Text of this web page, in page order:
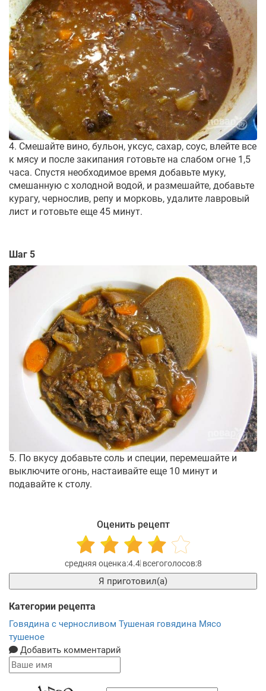
4. Смешайте вино, бульон, уксус, сахар, соус, влейте все
к мясу и после закипания готовьте на слабом огне 1,5
часа. Спустя необходимое время добавьте муку,
смешанную с холодной водой, и размешайте, добавьте
курагу, чернослив, репу и морковь, удалите лавровый
лист и готовьте еще 45 минут.
Шаг 5
5. По вкусу добавьте соль и специи, перемешайте и
выключите огонь, настаивайте еще 10 минут и
подавайте к столу.
Оценить рецепт
4.4 8
Я приготовил(а)
Категории рецепта
Говядина с черносливом Тушеная говядина Мясо
тушеное
Добавить комментарий